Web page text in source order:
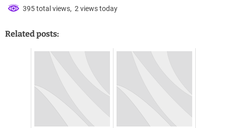
395 total views, 2 views today
Related posts: